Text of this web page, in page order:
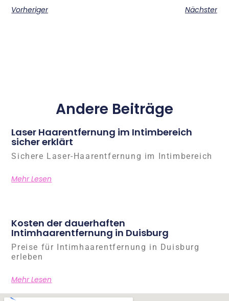
Vorheriger Nächster
Andere Beiträge
Laser Haarentfernung im Intimbereich
sicher erklärt
Sichere Laser-Haarentfernung im Intimbereich
Mehr Lesen
Kosten der dauerhaften
Intimhaarentfernung in Duisburg
Preise für Intimhaarentfernung in Duisburg
erleben
Mehr Lesen